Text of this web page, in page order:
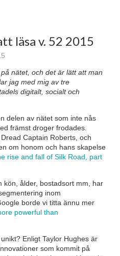
läsa v. 52 2015
nätet, och det är lätt att man
jag med mig av tre
digitalt, socialt och
delen av nätet som inte nås
främst droger frodades.
Captain Roberts, och
om honom och hans skapelse
rise and fall of Silk Road, part
kön, ålder, bostadsort mm, har
inom
borde vi titta ännu mer
powerful than
Enligt Taylor Hughes är
som kommit på